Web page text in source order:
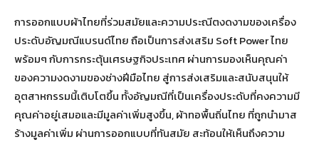
การออกแบบผ้าไทยที่ร่วมสมัยและความประณีตงดงามของเครื่อง
ประดับอัญมณีแบรนด์ไทย ถือเป็นการส่งเสริม Soft Power ไทย
พร้อมๆ กับการกระตุ้นเศรษฐกิจประเทศ ผ่านการมองเห็นคุณค่า
ของความงดงามของช่างฝีมือไทย สู่การส่งเสริมและสนับสนุนให้
อุตสาหกรรมนี้เติบโตขึ้น ทั้งอัญมณีที่เป็นเครื่องประดับที่คงความมี
คุณค่าอยู่เสมอและมีมูลค่าเพิ่มสูงขึ้น, ผ้าทอพื้นถิ่นไทย ที่ถูกนำมาส
ร้างมูลค่าเพิ่ม ผ่านการออกแบบที่ทันสมัย สะท้อนให้เห็นถึงความ